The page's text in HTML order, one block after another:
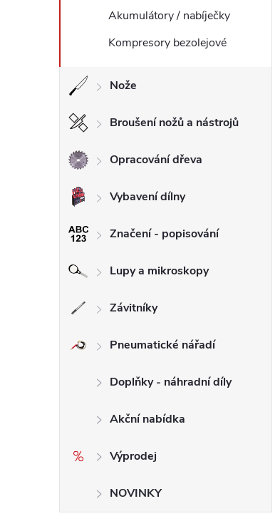
Akumulátory / nabíječky
Kompresory bezolejové
Nože
Broušení nožů a nástrojů
Opracování dřeva
Vybavení dílny
Značení - popisování
Lupy a mikroskopy
Závitníky
Pneumatické nářadí
Doplňky - náhradní díly
Akční nabídka
Výprodej
NOVINKY